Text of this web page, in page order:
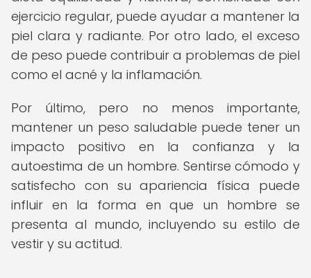
ejercicio regular, puede ayudar a mantener la
piel clara y radiante. Por otro lado, el exceso
de peso puede contribuir a problemas de piel
como el acné y la inflamación.
Por último, pero no menos importante,
mantener un peso saludable puede tener un
impacto positivo en la confianza y la
autoestima de un hombre. Sentirse cómodo y
satisfecho con su apariencia física puede
influir en la forma en que un hombre se
presenta al mundo, incluyendo su estilo de
vestir y su actitud.